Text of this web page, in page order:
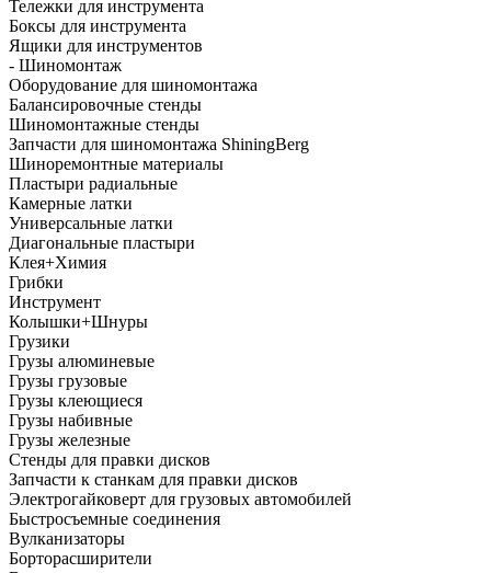
Тележки для инструмента
Боксы для инструмента
Ящики для инструментов
- Шиномонтаж
Оборудование для шиномонтажа
Балансировочные стенды
Шиномонтажные стенды
Запчасти для шиномонтажа ShiningBerg
Шиноремонтные материалы
Пластыри радиальные
Камерные латки
Универсальные латки
Диагональные пластыри
Клея+Химия
Грибки
Инструмент
Колышки+Шнуры
Грузики
Грузы алюминевые
Грузы грузовые
Грузы клеющиеся
Грузы набивные
Грузы железные
Стенды для правки дисков
Запчасти к станкам для правки дисков
Электрогайковерт для грузовых автомобилей
Быстросъемные соединения
Вулканизаторы
Борторасширители